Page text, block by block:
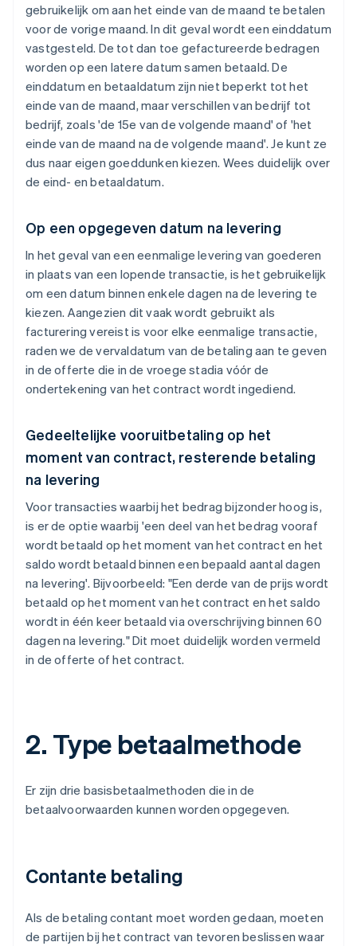
gebruikelijk om aan het einde van de maand te betalen
voor de vorige maand. In dit geval wordt een einddatum
vastgesteld. De tot dan toe gefactureerde bedragen
worden op een latere datum samen betaald. De
einddatum en betaaldatum zijn niet beperkt tot het
einde van de maand, maar verschillen van bedrijf tot
bedrijf, zoals 'de 15e van de volgende maand' of 'het
einde van de maand na de volgende maand'. Je kunt ze
dus naar eigen goeddunken kiezen. Wees duidelijk over
de eind- en betaaldatum.
Op een opgegeven datum na levering
In het geval van een eenmalige levering van goederen
in plaats van een lopende transactie, is het gebruikelijk
om een datum binnen enkele dagen na de levering te
kiezen. Aangezien dit vaak wordt gebruikt als
facturering vereist is voor elke eenmalige transactie,
raden we de vervaldatum van de betaling aan te geven
in de offerte die in de vroege stadia vóór de
ondertekening van het contract wordt ingediend.
Gedeeltelijke vooruitbetaling op het
moment van contract, resterende betaling
na levering
Voor transacties waarbij het bedrag bijzonder hoog is,
is er de optie waarbij 'een deel van het bedrag vooraf
wordt betaald op het moment van het contract en het
saldo wordt betaald binnen een bepaald aantal dagen
na levering'. Bijvoorbeeld: "Een derde van de prijs wordt
betaald op het moment van het contract en het saldo
wordt in één keer betaald via overschrijving binnen 60
dagen na levering." Dit moet duidelijk worden vermeld
in de offerte of het contract.
2. Type betaalmethode
Er zijn drie basisbetaalmethoden die in de
betaalvoorwaarden kunnen worden opgegeven.
Contante betaling
Als de betaling contant moet worden gedaan, moeten
de partijen bij het contract van tevoren beslissen waar